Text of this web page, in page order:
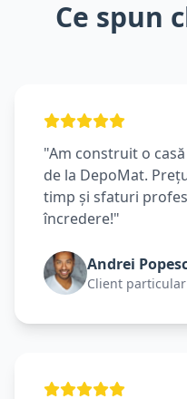
Ce spun
"Am construit o
de la DepoMat.
timp și sfaturi
încredere!"
Andrei
Client particular